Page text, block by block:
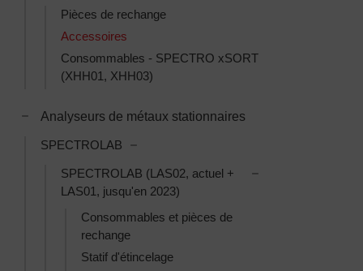
Pièces de rechange
Accessoires
Consommables - SPECTRO xSORT
(XHH01, XHH03)
Toggle Analyseurs de métaux stationnaires subcategories
Analyseurs de métaux stationnaires
SPECTROLAB
SPECTROLAB (LAS02, actuel +
LAS01, jusqu'en 2023)
Consommables et pièces de
rechange
Statif d'étincelage